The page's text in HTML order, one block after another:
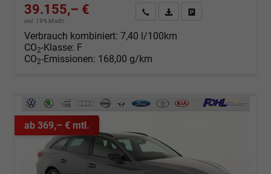
39.155,– €
incl. 19% MwSt.
Angebot anfordern
Fahrzeugexpose (PDF)
Verbrauch kombiniert: 7,40 l/100km
CO2-Klasse: F
CO2-Emissionen: 168,00 g/km
ab 369,– € mtl.